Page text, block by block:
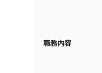
職務内容